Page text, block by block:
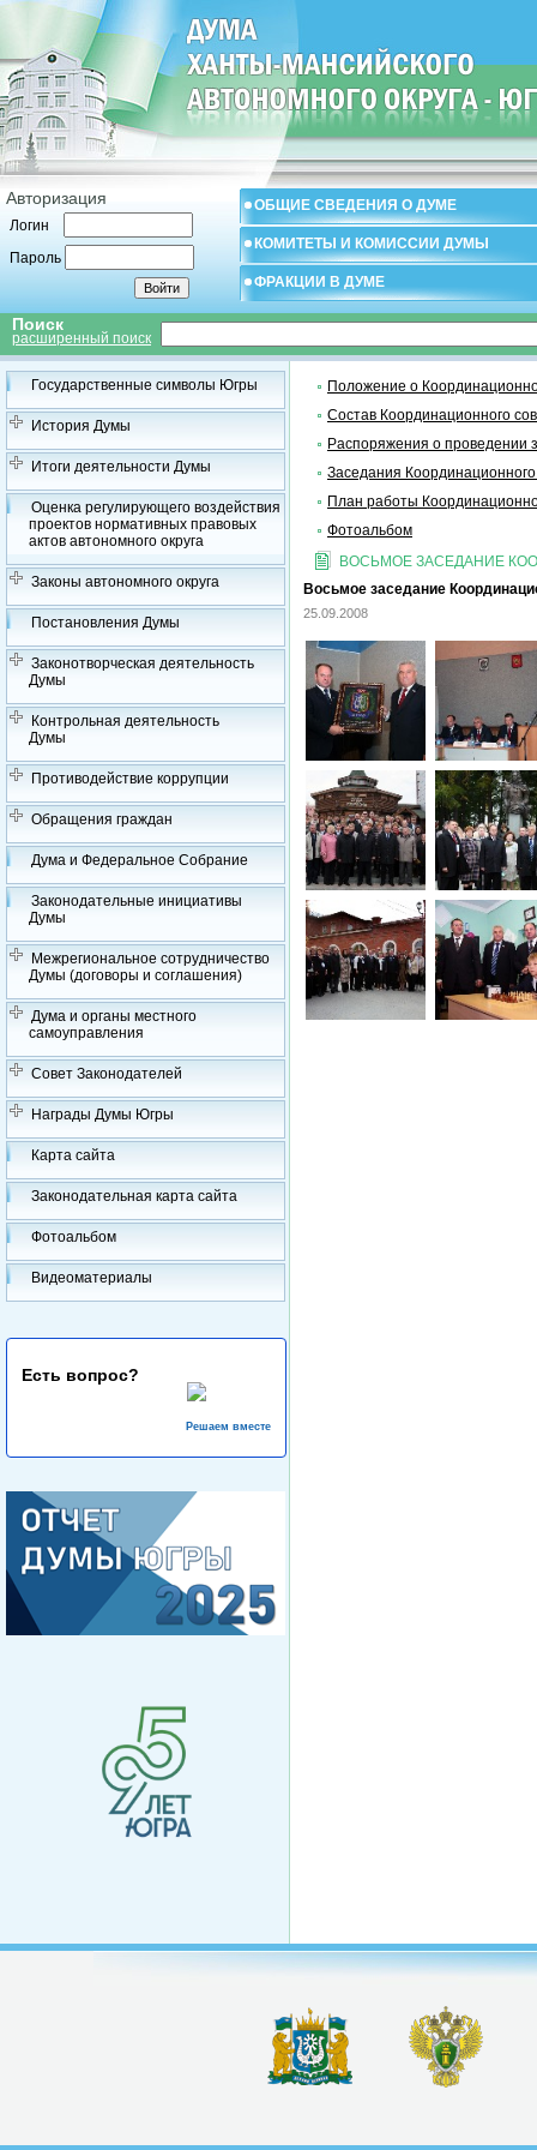
Авторизация
Логин
Пароль
ОБЩИЕ СВЕДЕНИЯ О ДУМЕ
КОМИТЕТЫ И КОМИССИИ ДУМЫ
ФРАКЦИИ В ДУМЕ
Поиск
расширенный поиск
Государственные символы Югры
История Думы
Итоги деятельности Думы
Оценка регулирующего воздействия
проектов нормативных правовых
актов автономного округа
Законы автономного округа
Постановления Думы
Законотворческая деятельность
Думы
Контрольная деятельность
Думы
Противодействие коррупции
Обращения граждан
Дума и Федеральное Собрание
Законодательные инициативы
Думы
Межрегиональное сотрудничество
Думы (договоры и соглашения)
Дума и органы местного
самоуправления
Совет Законодателей
Награды Думы Югры
Карта сайта
Законодательная карта сайта
Фотоальбом
Видеоматериалы
Есть вопрос?
Решаем вместе
Положение о
Состав Координационного
Распоряжения о проведении
Заседания
План работы
Фотоальбом
ВОСЬМОЕ ЗАСЕДАНИЕ
Восьмое заседание
25.09.2008